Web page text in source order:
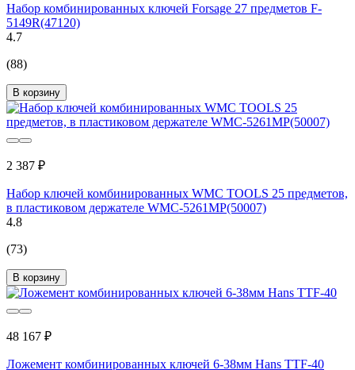
Набор комбинированных ключей Forsage 27 предметов F-
5149R(47120)
4.7
(88)
В корзину
2 387 ₽
Набор ключей комбинированных WMC TOOLS 25 предметов,
в пластиковом держателе WMC-5261MP(50007)
4.8
(73)
В корзину
48 167 ₽
Ложемент комбинированных ключей 6-38мм Hans TTF-40